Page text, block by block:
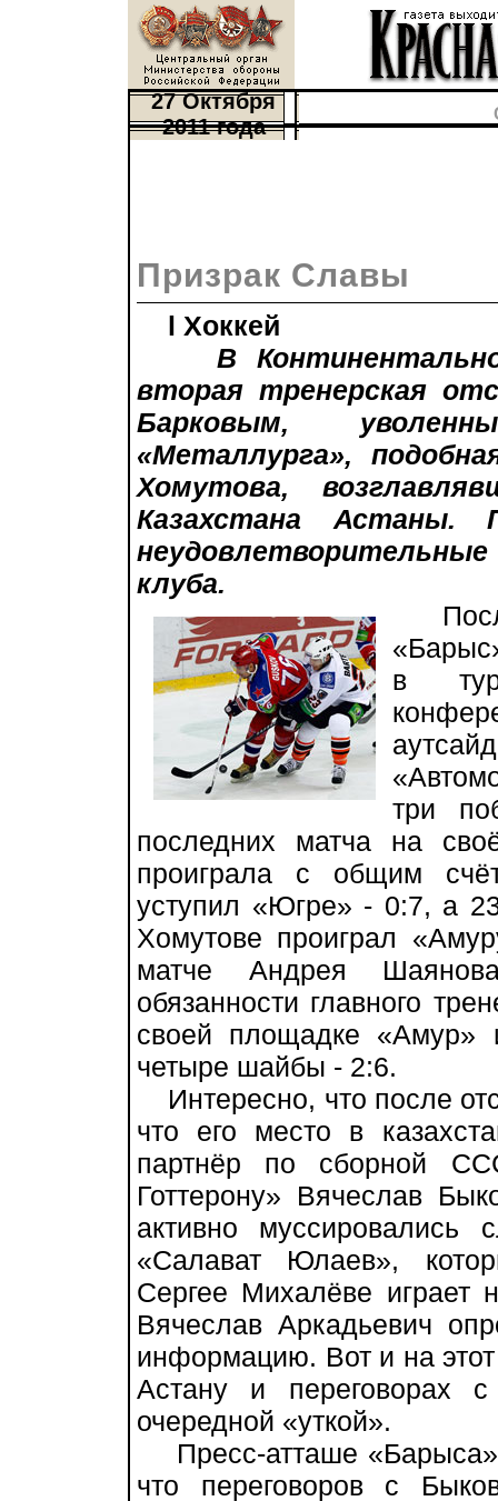
27 Октября
2011 года
Призрак Славы
l Хоккей
В
вторая тренерская
Барковым,
«Металлурга»,
Хомутова,
Казахстана Астаны.
клуба.
в
три
последних матча на
проиграла с общим
уступил «Югре» - 0:7, а
Хомутове проиграл
матче Андрея
обязанности главного
своей площадке «Амур»
четыре шайбы - 2:6.
Интересно, что после
что его место в
партнёр по сборной
Готтерону» Вячеслав
активно
«Салават Юлаев»,
Сергее Михалёве играет
Вячеслав Аркадьевич
информацию. Вот и на
Астану и переговорах с
очередной «уткой».
Пресс-атташе «Барыса»
что переговоров с